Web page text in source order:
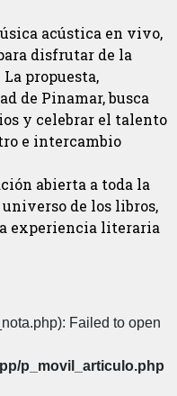
acústica en vivo,
disfrutar de la
propuesta,
de Pinamar, busca
y celebrar el talento
e intercambio
abierta a toda la
de los libros,
experiencia literaria
Failed to open
p_movil_articulo.php